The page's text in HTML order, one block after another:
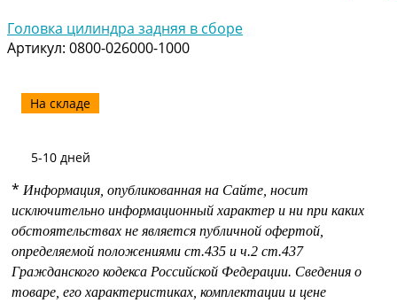
Головка цилиндра задняя в сборе
Артикул: 0800-026000-1000
На складе
5-10 дней
* Информация, опубликованная на Сайте, носит
исключительно информационный характер и ни при каких
обстоятельствах не является публичной офертой,
определяемой положениями ст.435 и ч.2 ст.437
Гражданского кодекса Российской Федерации. Сведения о
товаре, его характеристиках, комплектации и цене